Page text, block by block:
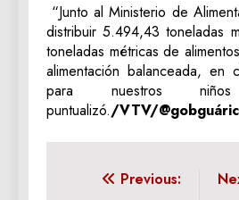
“Junto al Ministerio de
distribuir 5.494,43 toneladas
toneladas métricas de
alimentación balanceada, en
para nuestros
puntualizó./VTV/
Navegación
Previous: